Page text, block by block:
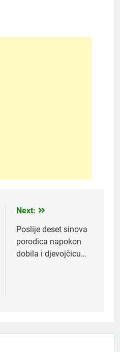
Next:
Poslije deset sinova
porodica napokon
dobila i djevojčicu…